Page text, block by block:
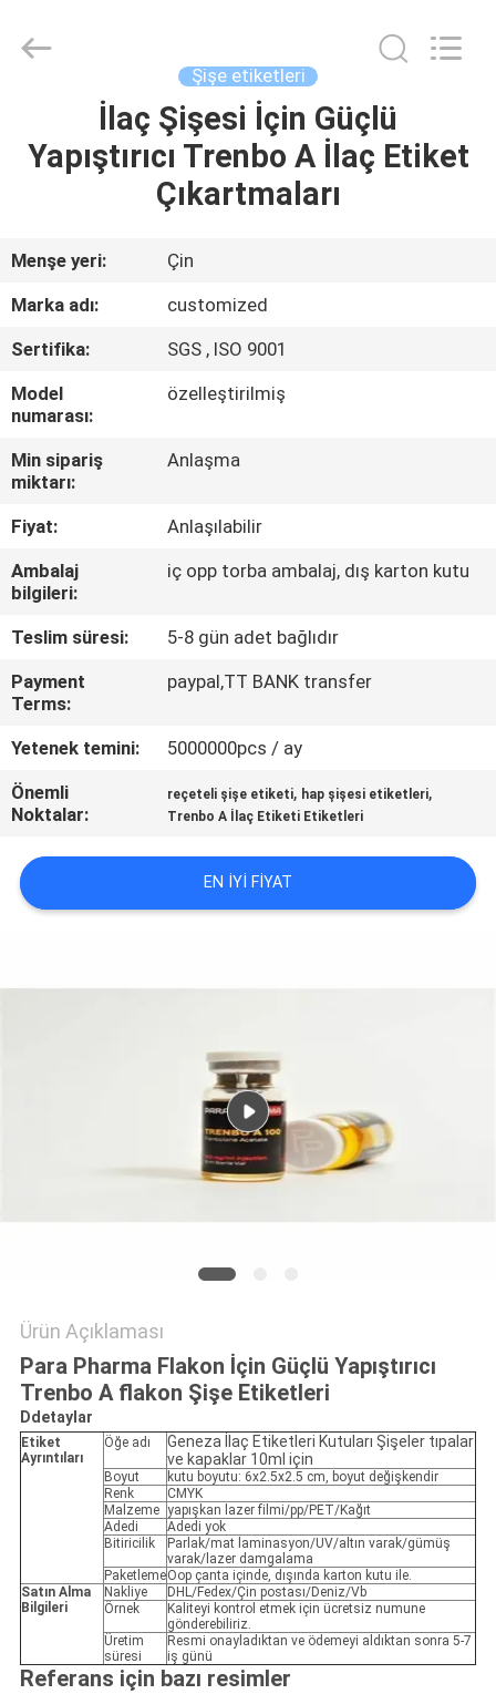
HAKKIMIZDA
FABRIKA
TURU
KALITE
KONTROL
BIZIMLE
ILETIŞIME
VAKALAR
SITE
HARITASI
PRIVACY
Şişe etiketleri
İlaç Şişesi İçin Güçlü
Yapıştırıcı Trenbo A İlaç Etiket
Çıkartmaları
Menşe yeri:
Çin
Marka adı:
customized
Sertifika:
SGS , ISO 9001
Model
numarası:
özelleştirilmiş
Min sipariş
miktarı:
Anlaşma
Fiyat:
Anlaşılabilir
Ambalaj
bilgileri:
iç opp torba ambalaj, dış karton kutu
Teslim süresi:
5-8 gün adet bağlıdır
Payment
Terms:
paypal,TT BANK transfer
Yetenek temini:
5000000pcs / ay
Önemli
Noktalar:
reçeteli şişe etiketi, hap şişesi etiketleri,
Trenbo A İlaç Etiketi Etiketleri
EN IYI FIYAT
Ürün Açıklaması
Para Pharma Flakon İçin Güçlü Yapıştırıcı
Trenbo A flakon Şişe Etiketleri
Ddetaylar
Etiket
Ayrıntıları
Öğe adı
Geneza İlaç Etiketleri Kutuları Şişeler tıpalar
ve kapaklar 10ml için
Boyut
kutu boyutu: 6x2.5x2.5 cm, boyut değişkendir
Renk
CMYK
Malzeme yapışkan lazer filmi/pp/PET/Kağıt
Adedi
Adedi yok
Bitiricilik
Parlak/mat laminasyon/UV/altın varak/gümüş
varak/lazer damgalama
PaketlemeOop çanta içinde, dışında karton kutu ile.
Satın Alma
Bilgileri
Nakliye
DHL/Fedex/Çin postası/Deniz/Vb
Örnek
Kaliteyi kontrol etmek için ücretsiz numune
gönderebiliriz.
Üretim
süresi
Resmi onayladıktan ve ödemeyi aldıktan sonra 5-7
iş günü
Referans için bazı resimler